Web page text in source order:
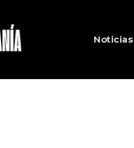
Noticias